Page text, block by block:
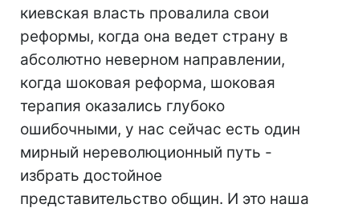
киевская власть провалила свои
реформы, когда она ведет страну в
абсолютно неверном направлении,
когда шоковая реформа, шоковая
терапия оказались глубоко
ошибочными, у нас сейчас есть один
мирный нереволюционный путь -
избрать достойное
представительство общин. И это наша